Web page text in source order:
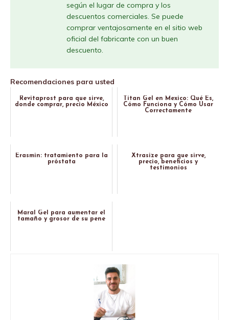
según el lugar de compra y los
descuentos comerciales. Se puede
comprar ventajosamente en el sitio web
oficial del fabricante con un buen
descuento.
Recomendaciones para usted
Revitaprost para que sirve,
donde comprar, precio México
Titan Gel en Mexico: Qué Es,
Cómo Funciona y Cómo Usar
Correctamente
Erasmin: tratamiento para la
próstata
Xtrasize para que sirve,
precio, beneficios y
testimonios
Maral Gel para aumentar el
tamaño y grosor de su pene